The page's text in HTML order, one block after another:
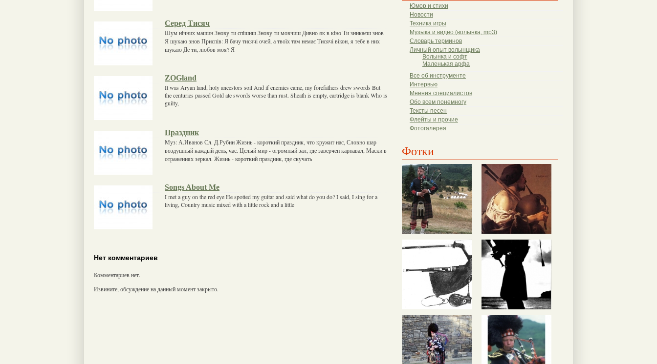
Юмор и стихи
Новости
Техника игры
Музыка и видео (волынка, mp3)
Словарь терминов
Личный опыт волынщика
Волынка и софт
Маленькая арфа
Все об инструменте
Интервью
Мнения специалистов
Обо всем понемногу
Тексты песен
Флейты и прочие
Фотогалерея
Фотки
Серед Тисяч
Шум нічних машин Знову ти спішиш Знову ти мовчиш Дивно як в кіно Ти зникаєш знов
Я шукаю знов Приспів: Я бачу тисячі очей, а твоїх там немає Тисячі вікон, я тебе в них
шукаю Де ти, любов моя? Я
ZOGland
It was Aryan land, holy ancestors soil And if enemies came, my forefathers drew swords But
the centuries passed Gold ate swords worse than rust. Sheath is empty, cartridge is blank Who is
guilty,
Праздник
Муз: А.Иванов Сл. Д.Рубин Жизнь - короткий праздник, что кружит нас, Словно шар
воздушный каждый день, час. Целый мир - огромный зал, где заверчен карнавал, Маски в
отражениях зеркал. Жизнь - короткий праздник, где скучать
Songs About Me
I met a guy on the red eye He spotted my guitar and said what do you do? I said, I sing for a
living, Country music mixed with a little rock and a little
Нет комментариев
Комментариев нет.
Извините, обсуждение на данный момент закрыто.